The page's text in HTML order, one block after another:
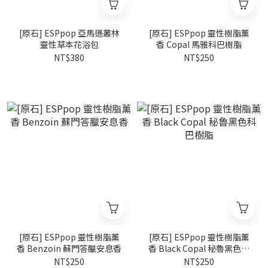
[原石] ESPpop 亞馬遜叢林
靈性草本花浴包
NT$380
[原石] ESPpop 靈性樹脂薰
香 Copal 馬雅科巴樹脂
NT$250
[原石] ESPpop 靈性樹脂薰
香 Benzoin 蘇門答臘安息香
NT$250
[原石] ESPpop 靈性樹脂薰
香 Black Copal 秘魯黑色科
巴樹脂
NT$250